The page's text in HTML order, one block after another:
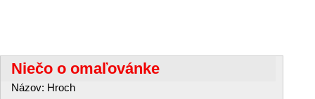
Niečo o omaľovánke
Názov: Hroch